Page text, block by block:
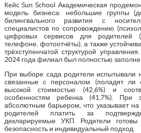
Кейс Sun School Академическая
модель бизнеса: небольшие группы
билингвального развития с
специалистов по сопровождению
цифровых сервисов для родителей
телефоне, фотоотчёты), а также
трёхступенчатой структурой
2024 года филиал был полностью
При выборе сада родители испытывали
связанные с персоналом (поладят ли
высокой стоимостью (42,6%) и
особенностям ребенка (41,7%).
абсолютным барьером, что указывает на
родителей платить за
декларируемые УКП. Родители готовы
безопасность и индивидуальный подход.